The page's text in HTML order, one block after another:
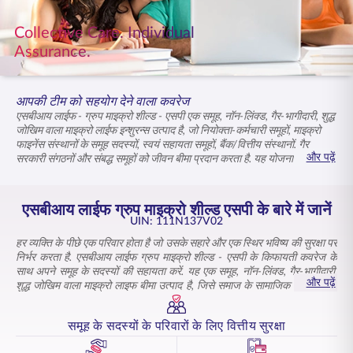
ENGLISH
ऑनलाइन खरीदें प्रीमियम भुगतान करें
Collective Care. Individual
Assurance.
आपकी टीम को सहयोग देने वाला कवरेज
एसबीआय लाईफ - ग्रुप माइक्रो शील्ड - एसपी एक समूह, नॉन-लिंक्ड, गैर-भागीदारी, शुद्ध
जोखिम वाला माइक्रो लाईफ इन्शुरन्स उत्पाद है, जो नियोक्ता-कर्मचारी समूहों, माइक्रो
फाइनेंस संस्थानों के समूह सदस्यों, स्वयं सहायता समूहों, बैंक/वित्तीय संस्थानों, गैर
सरकारी संगठनों और संबद्ध समूहों को जीवन बीमा प्रदान करता है. यह योजना आपको
नामांकन प्रक्रिया प्रशासनिक सुगमता सुनिश्चित करती है, जबकि सदस्यों को अपने
परिवारों के लिए वित्तीय सुरक्षा मिलती है. एसबीआय लाईफ - ग्रुप माइक्रो शील्ड - एसपी के
महसूस करते हैं, यह जानते हुए कि उनके प्रियजन सुरक्षित हैं.
और पढ़ें
एसबीआय लाईफ ग्रुप माइक्रो शील्ड एसपी के बारे में जानें
UIN: 111N137V02
हर व्यक्ति के पीछे एक परिवार होता है जो उसके सहारे और एक स्थिर भविष्य की सुरक्षा पर
निर्भर करता है. एसबीआय लाईफ ग्रुप माइक्रो शील्ड - एसपी के किफायती कवरेज के
साथ अपने समूह के सदस्यों की सहायता करें. यह एक समूह, नॉन-लिंक्ड, गैर-भागीदारी,
शुद्ध जोखिम वाला माइक्रो लाइफ बीमा उत्पाद है, जिसे समाज के सामाजिक और आर्थिक
रूप से कमजोर वर्गों की ज़रूरतों को पूरा करने के लिए डिज़ाइन किया गया है. यह पॉलिसी
स्थिरता प्रदान करती है, जिससे आपके समूह के सदस्यों और उनके परिवारों को उनके
भविष्य के लिए आश्वासन और आत्मविश्वास मिलता है.
एसबीआय लाईफ - ग्रुप माइक्रो शील्ड - एसपी किफायती कीमत पर आवश्यक बीमा
और पढ़ें
समूह के सदस्यों के परिवारों के लिए वित्तीय सुरक्षा